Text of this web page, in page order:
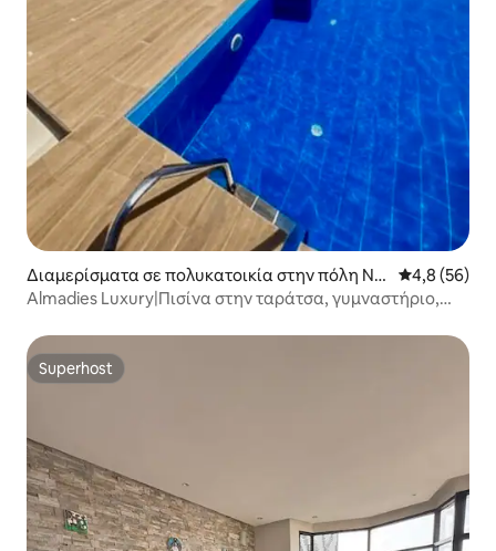
Διαμερίσματα σε πολυκατοικία στην πόλη Nd
akhar
Μέση
4,8 (56)
Almadies Luxury|Πισίνα στην ταράτσα, γυμναστήριο,
Superhost
Superhost